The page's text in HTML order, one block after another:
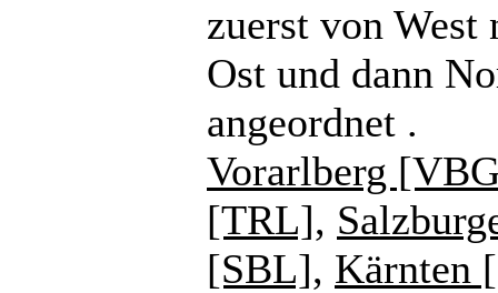
zuerst von West
Ost und dann
angeordnet .
Vorarlberg
[TRL],
[SBL], Kärnten